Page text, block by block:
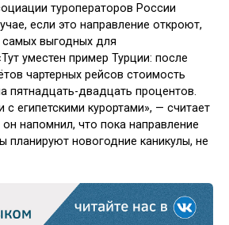
туроператоров России
если это направление откроют,
выгодных для
уместен пример Турции: после
чартерных рейсов стоимость
пятнадцать-двадцать процентов.
египетскими курортами», — считает
напомнил, что пока направление
планируют новогодние каникулы, не